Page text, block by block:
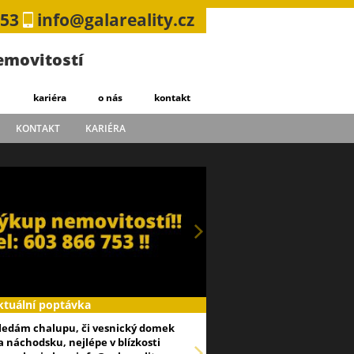
info@galareality.cz
kariéra o nás kontakt
KONTAKT KARIÉRA
poptávka
chalupu, či vesnický domek
náchodsku, nejlépe v blízkosti